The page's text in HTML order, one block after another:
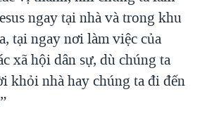
ngay tại nhà và trong khu
tại ngay nơi làm việc của
xã hội dân sự, dù chúng ta
khỏi nhà hay chúng ta đi đến